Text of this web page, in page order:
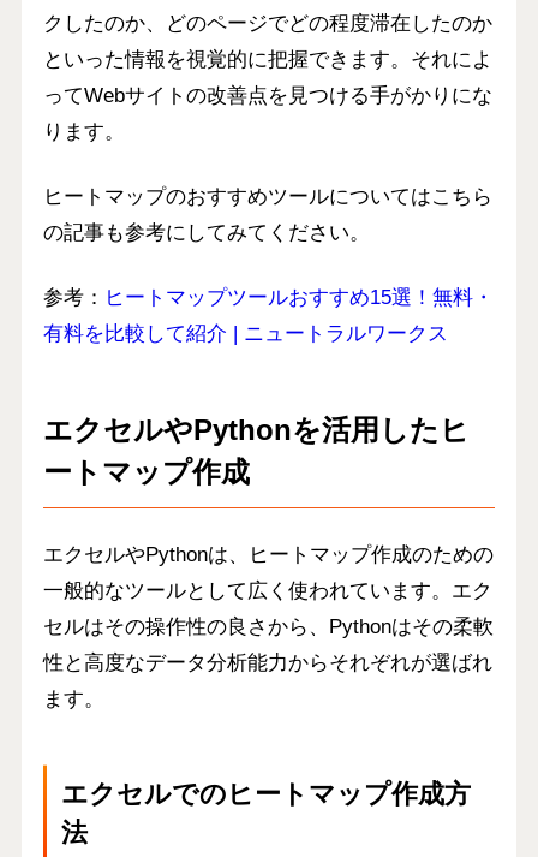
クしたのか、どのページでどの程度滞在したのか
といった情報を視覚的に把握できます。それによ
ってWebサイトの改善点を見つける手がかりにな
ります。
ヒートマップのおすすめツールについてはこちら
の記事も参考にしてみてください。
参考： ヒートマップツールおすすめ15選！無料・
有料を比較して紹介 | ニュートラルワークス
エクセルやPythonを活用したヒ
ートマップ作成
エクセルやPythonは、ヒートマップ作成のための
一般的なツールとして広く使われています。エク
セルはその操作性の良さから、Pythonはその柔軟
性と高度なデータ分析能力からそれぞれが選ばれ
ます。
エクセルでのヒートマップ作成方
法